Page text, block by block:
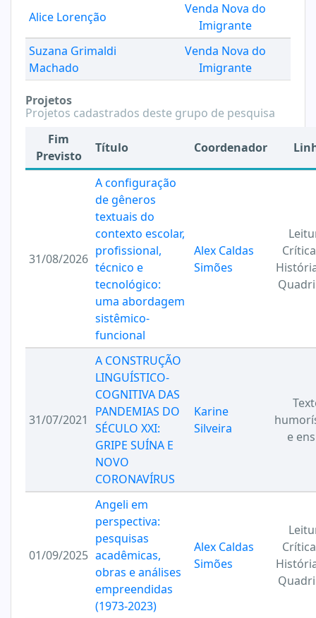
Alice Lorenção
Venda Nova do
Imigrante
Suzana Grimaldi
Machado
Venda Nova do
Imigrante
Projetos
Projetos cadastrados deste grupo de pesquisa
Fim
Previsto
Título Coordenador
31/08/2026
A configuração
de gêneros
textuais do
contexto escolar,
profissional,
técnico e
tecnológico:
uma abordagem
sistêmico-
funcional
Alex Caldas
Simões
31/07/2021
A CONSTRUÇÃO
LINGUÍSTICO-
COGNITIVA DAS
PANDEMIAS DO
SÉCULO XXI:
GRIPE SUÍNA E
NOVO
CORONAVÍRUS
Karine
Silveira
e
01/09/2025
Angeli em
perspectiva:
pesquisas
acadêmicas,
obras e análises
empreendidas
(1973-2023)
Alex Caldas
Simões